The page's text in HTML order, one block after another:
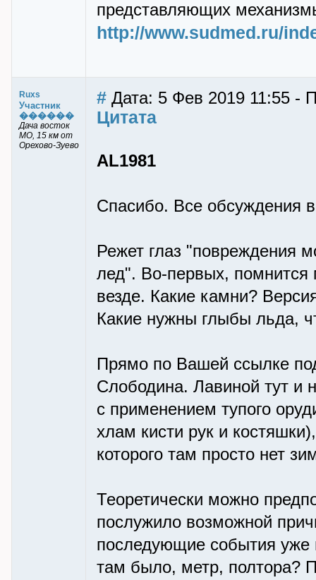
представляющих
http://www.sudmed.ru/
Ruxs
Участник
������
Дача восток
МО, 15 км от
Орехово-Зуево
# Дата: 5 Фев 2019 11:55 -
Цитата
AL1981
Спасибо. Все обсуждения
Режет глаз "повреждения
лед". Во-первых,
везде. Какие камни?
Какие нужны глыбы льда,
Прямо по Вашей ссылке
Слободина. Лавиной тут и
с применением тупого
хлам кисти рук и
которого там просто нет
Теоретически можно
послужило возможной
последующие события уже
там было, метр, полтора?